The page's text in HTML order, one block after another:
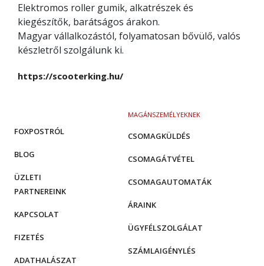
Elektromos roller gumik, alkatrészek és
kiegészítők, barátságos árakon.
Magyar vállalkozástól, folyamatosan bővülő, valós
készletről szolgálunk ki.
https://scooterking.hu/
MAGÁNSZEMÉLYEKNEK
CSOMAGKÜLDÉS
CSOMAGÁTVÉTEL
CSOMAGAUTOMATÁK
ÁRAINK
ÜGYFÉLSZOLGÁLAT
SZÁMLAIGÉNYLÉS
FOXPOSTRÓL
BLOG
ÜZLETI
PARTNEREINK
KAPCSOLAT
FIZETÉS
ADATHALÁSZAT